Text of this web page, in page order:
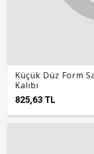
Küçük Düz Form
Kalıbı
825,63 TL